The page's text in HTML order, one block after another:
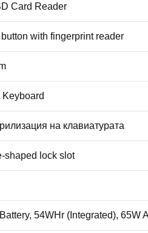
Card Reader
with fingerprint reader
Keyboard
на клавиатурата
shaped lock slot
54WHr (Integrated), 65W